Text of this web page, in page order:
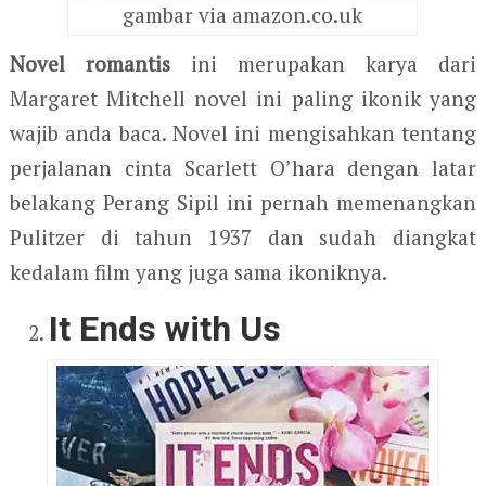
gambar via amazon.co.uk
Novel romantisini merupakan karya dari
Margaret Mitchell novel ini paling ikonik yang
wajib anda baca. Novel ini mengisahkan tentang
perjalanan cinta Scarlett O’hara dengan latar
belakang Perang Sipil ini pernah memenangkan
Pulitzer di tahun 1937 dan sudah diangkat
kedalam film yang juga sama ikoniknya.
It Ends with Us